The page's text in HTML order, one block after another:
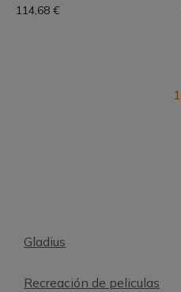
114,68 €
1
Gladius
Recreación de peliculas